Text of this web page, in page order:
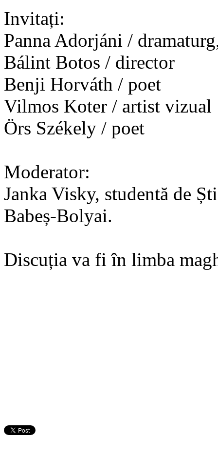
Invitați:
Panna Adorjáni /
Bálint Botos / director
Benji Horváth / poet
Vilmos Koter / artist vizual
Örs Székely / poet
Moderator:
Janka Visky, studentă de
Babeș-Bolyai.
Discuția va fi în limba